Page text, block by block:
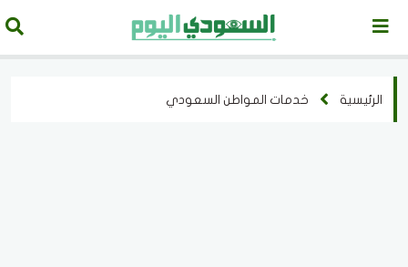
الرئيسية خدمات المواطن السعودي